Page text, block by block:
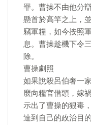
罪。曹操不由他分
懸首於高竿之上，
竊軍糧，如今按照
息。曹操趁機下令
除。
曹操劇照
如果說殺呂伯奢一
麼向糧官借頭，嫁
示出了曹操的狠毒
達到自己的政治目